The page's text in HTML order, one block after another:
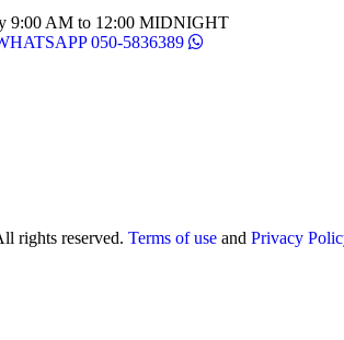
9:00 AM to 12:00 MIDNIGHT
050-5836389
rights reserved. Terms of useand Privacy